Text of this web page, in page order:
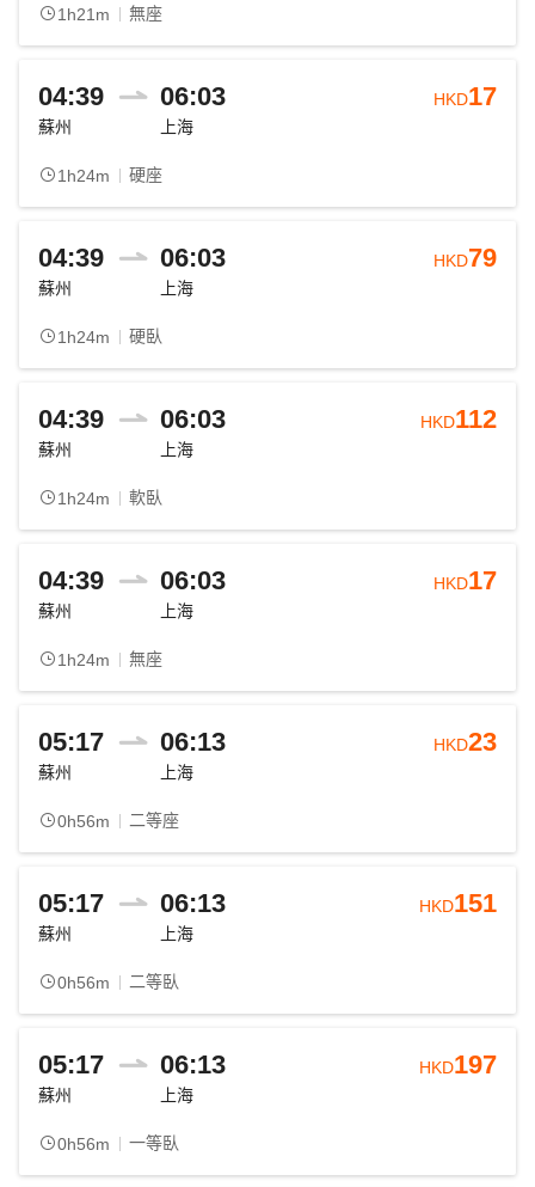
1h21m 無座
04:39 06:03
蘇州 上海
1h24m 硬座
HKD17
04:39 06:03
蘇州 上海
1h24m 硬臥
HKD79
04:39 06:03
蘇州 上海
1h24m 軟臥
HKD112
04:39 06:03
蘇州 上海
1h24m 無座
HKD17
05:17 06:13
蘇州 上海
0h56m 二等座
HKD23
05:17 06:13
蘇州 上海
0h56m 二等臥
HKD151
05:17 06:13
蘇州 上海
0h56m 一等臥
HKD197